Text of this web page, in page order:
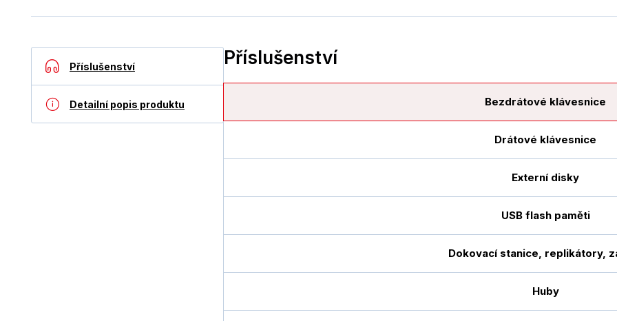
Příslušenství
Detailní popis produktu
Příslušenství
Bezdrátové klávesnice
Drátové klávesnice
Externí disky
USB flash paměti
Dokovací stanice, replikátory,
Huby